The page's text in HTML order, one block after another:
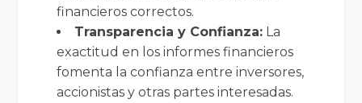
financieros correctos.
Transparencia y Confianza: La
exactitud en los informes financieros
fomenta la confianza entre inversores,
accionistas y otras partes interesadas.